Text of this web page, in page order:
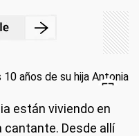
están viviendo en
cantante. Desde allí